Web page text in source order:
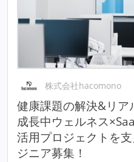
株式会社hacomono
健康課題の解決&リア
成長中ウェルネス
活用プロジェクトを
ジニア募集！